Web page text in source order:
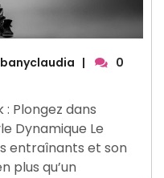
|
0
Plongez dans
Dynamique Le
entraînants et son
plus qu’un